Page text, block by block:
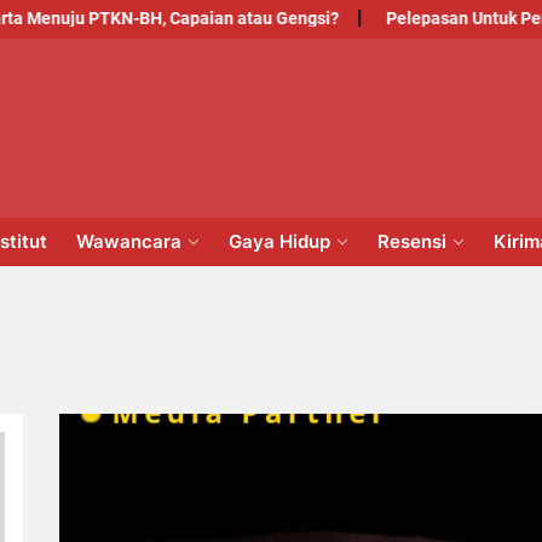
PTKN-BH, Capaian atau Gengsi? Pelepasan Untuk
Wawancara Gaya Hidup Resensi